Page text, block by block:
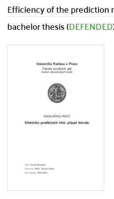
Efficiency of the prediction
bachelor thesis (DEFENDED